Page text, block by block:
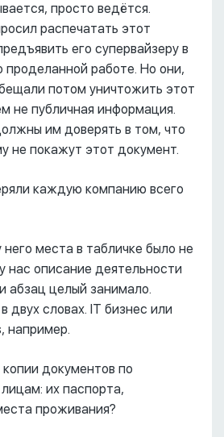
просто ведётся.
распечатать этот
его супервайзеру в
проделанной работе. Но они,
потом уничтожить этот
не публичная информация.
им доверять в том, что
не покажут этот документ.
каждую компанию всего
места в табличке было не
нас описание деятельности
абзац целый занимало.
двух словах. IT бизнес или
например.
документов по
их паспорта,
проживания?